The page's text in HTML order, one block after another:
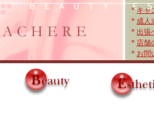
*キャ
* 成人
* 出張
* 店舗
* お問